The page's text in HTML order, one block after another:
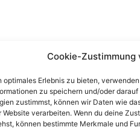
Cookie-Zustimmung
optimales Erlebnis zu bieten,
zu speichern und/oder
zustimmst, können wir Daten wie
Website verarbeiten. Wenn du deine
können bestimmte Merkmale und